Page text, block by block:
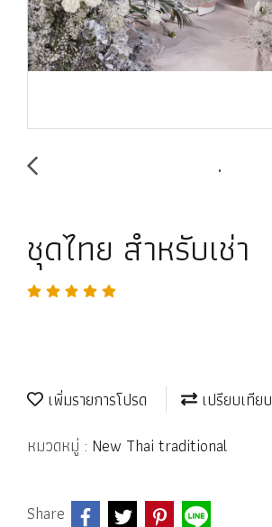
ชุดไทย สำหรับเช่า
เพิ่มรายการโปรด
เปรียบเทียบ
หมวดหมู่ : New Thai traditional
Share